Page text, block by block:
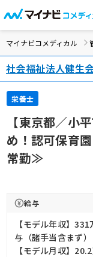
マイナビコメディカル
社会福祉法人健生
栄養士
【東京都／小
め！認可保育
常勤≫
給与
【モデル年収】
与（諸手当含まず）
【モデル月収】